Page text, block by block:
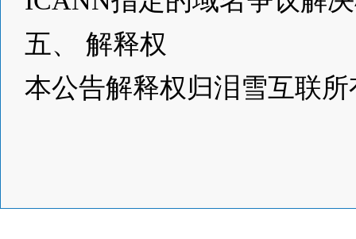
五、 解释权
本公告解释权归泪雪互联所